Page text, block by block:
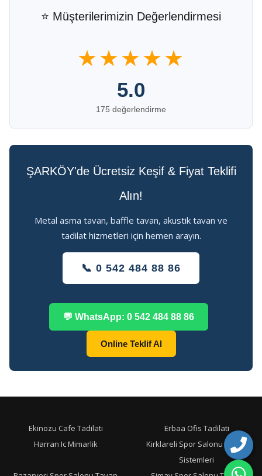
⭐ Müşterilerimizin Değerlendirmesi
★★★★★
5.0
175 değerlendirme
ŞARKÖY'de Ücretsiz Keşif & Fiyat Teklifi
Alın!
Metal asma tavan, baffle tavan, akustik tavan ve
tadilat hizmetleri için hemen arayın.
📞 0 542 484 88 86
💬 WhatsApp: 0 542 484 88 86
Online Teklif Al
Ekinozu Cafe Tadilati
Erbaa Ofis Tadilati
Harran Ic Mimarlik
Kirklareli Spor Salonu Tavan
Sistemleri